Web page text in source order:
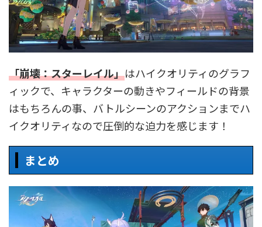
「崩壊：スターレイル」はハイクオリティのグラフ
ィックで、キャラクターの動きやフィールドの背景
はもちろんの事、バトルシーンのアクションまでハ
イクオリティなので圧倒的な迫力を感じます！
まとめ